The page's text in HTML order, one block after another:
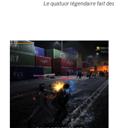
Le quatuor légendaire fait